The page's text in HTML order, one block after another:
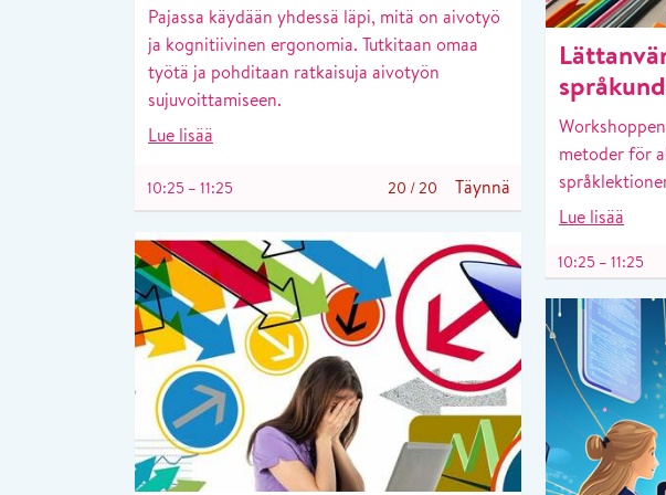
Pajassa käydään yhdessä läpi, mitä on aivotyö
ja kognitiivinen ergonomia. Tutkitaan omaa
työtä ja pohditaan ratkaisuja aivotyön
sujuvoittamiseen.
Lue lisää
10:25 – 11:25 20 /20 Täynnä
metoder för
Lue lisää
10:25 – 11:25